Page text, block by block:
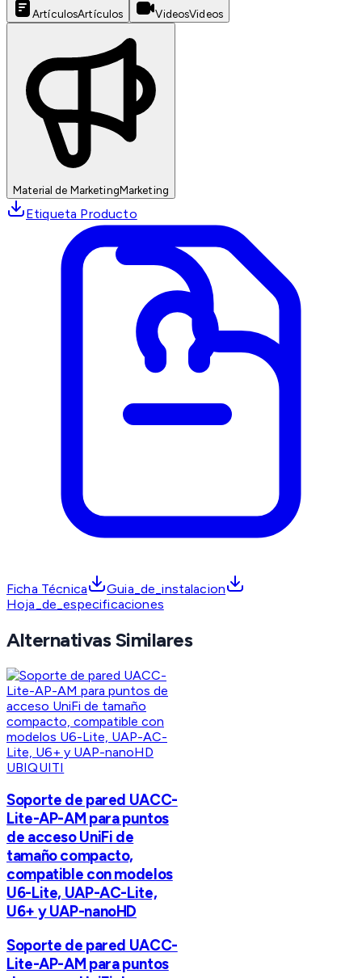
ArtículosArtículos VideosVideos
Material de MarketingMarketing
Etiqueta Producto
Ficha Técnica
Guia_de_instalacion
Hoja_de_especificaciones
Alternativas Similares
UBIQUITI
Soporte de pared UACC-
Lite-AP-AM para puntos
de acceso UniFi de
tamaño compacto,
compatible con modelos
U6-Lite, UAP-AC-Lite,
U6+ y UAP-nanoHD
Soporte de pared UACC-
Lite-AP-AM para puntos